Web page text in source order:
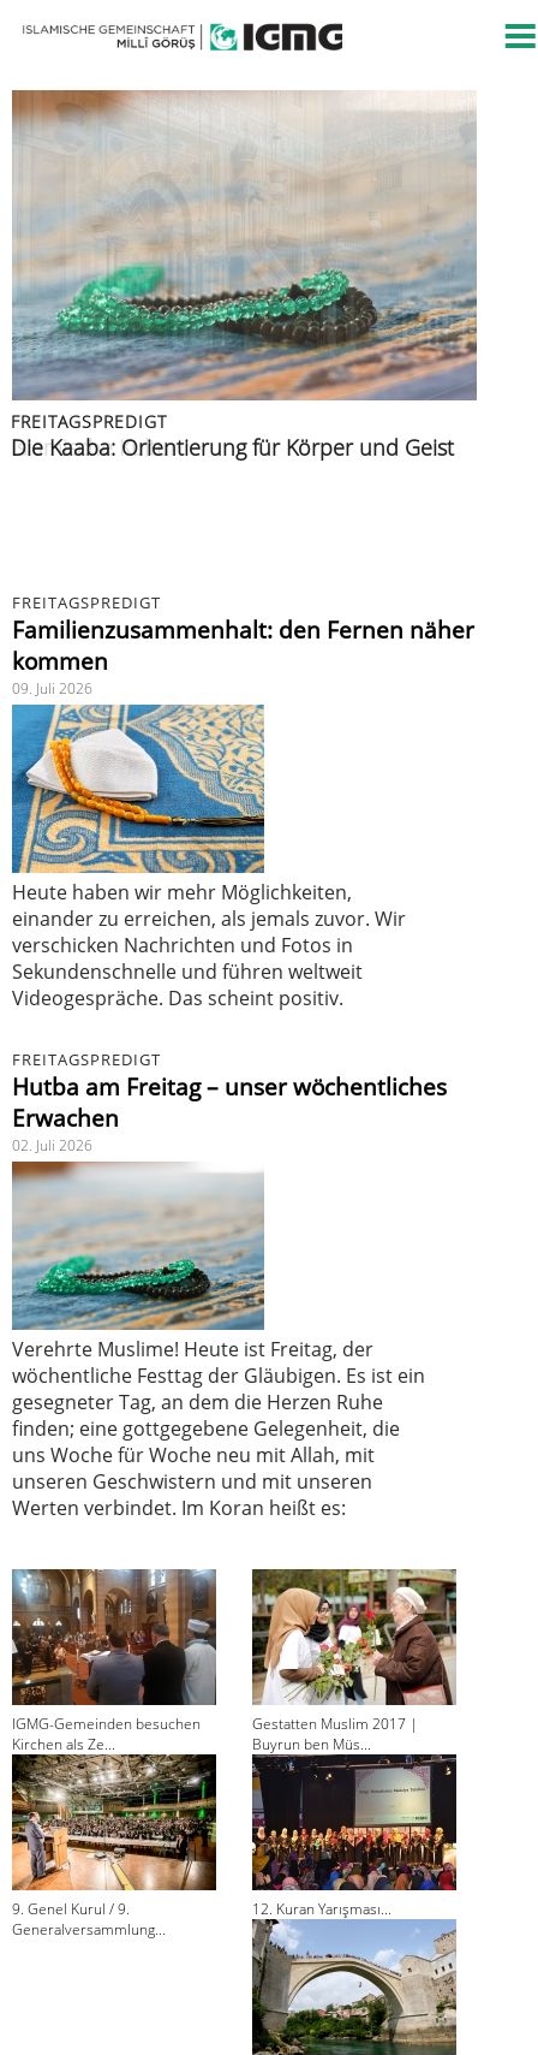
FREITAGSPREDIGT
Islamische Kultur
FREITAGSPREDIGT
Die Kaaba: Orientierung für Körper und Geist
PRESSEMITTEILUNG
Islamische Gemeinschaft verurteilt Angriff auf
FREITAGSPREDIGT
Azan: der Ruf zur Zeugenschaft
FREITAGSPREDIGT
Muslime im Urlaub
FREITAGSPREDIGT
Familienzusammenhalt: den Fernen näher
kommen
09. Juli 2026
Heute haben wir mehr Möglichkeiten,
einander zu erreichen, als jemals zuvor. Wir
verschicken Nachrichten und Fotos in
Sekundenschnelle und führen weltweit
Videogespräche. Das scheint positiv.
FREITAGSPREDIGT
Hutba am Freitag – unser wöchentliches
Erwachen
02. Juli 2026
Verehrte Muslime! Heute ist Freitag, der
wöchentliche Festtag der Gläubigen. Es ist ein
gesegneter Tag, an dem die Herzen Ruhe
finden; eine gottgegebene Gelegenheit, die
uns Woche für Woche neu mit Allah, mit
unseren Geschwistern und mit unseren
Werten verbindet. Im Koran heißt es:
IGMG-Gemeinden besuchen
Kirchen als Ze...
Gestatten Muslim 2017 |
Buyrun ben Müs...
9. Genel Kurul / 9.
Generalversammlung...
12. Kuran Yarışması...